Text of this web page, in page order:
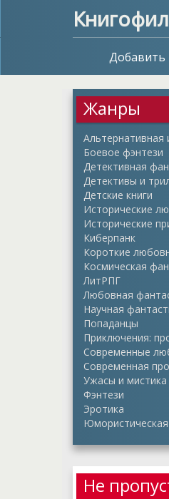
Книгофил
Добавить
Жанры
Альтернативная
Боевое фэнтези
Детективная
Детективы и
Детские книги
Исторические
Исторические
Киберпанк
Короткие
Космическая
ЛитРПГ
Любовная
Научная
Попаданцы
Приключения:
Современные
Современная
Ужасы и мистика
Фэнтези
Эротика
Не